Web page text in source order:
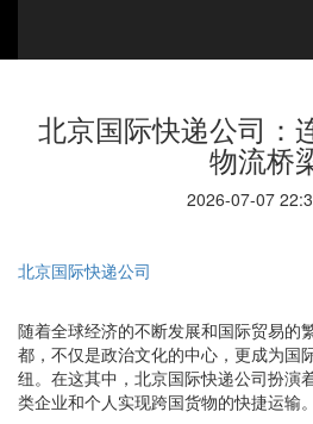
北京国际快递公司：
物流桥
2026-07-07
北京国际快递公司
随着全球经济的不断发展和国际贸易的
都，不仅是政治文化的中心，更成为国
纽。在这其中，北京国际快递公司扮演
类企业和个人实现跨国货物的快捷运输。